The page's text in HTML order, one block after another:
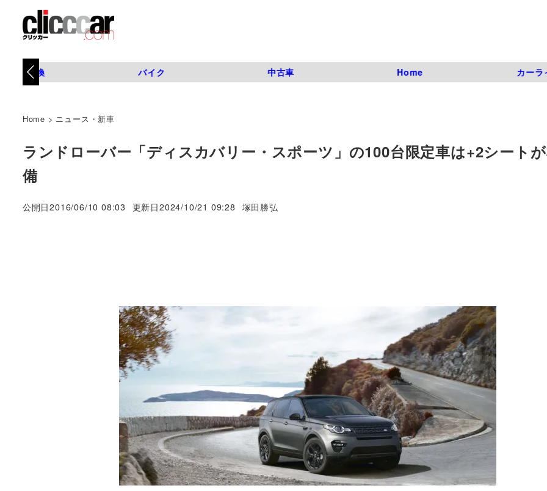
タイヤ交換 バイク 中古車 Home カーラ
Home > ニュース・新車
ランドローバー「ディスカバリー・スポーツ」の100台限定車は+2シート
備
公開日2016/06/10 08:03 更新日2024/10/21 09:28 著
塚田勝弘